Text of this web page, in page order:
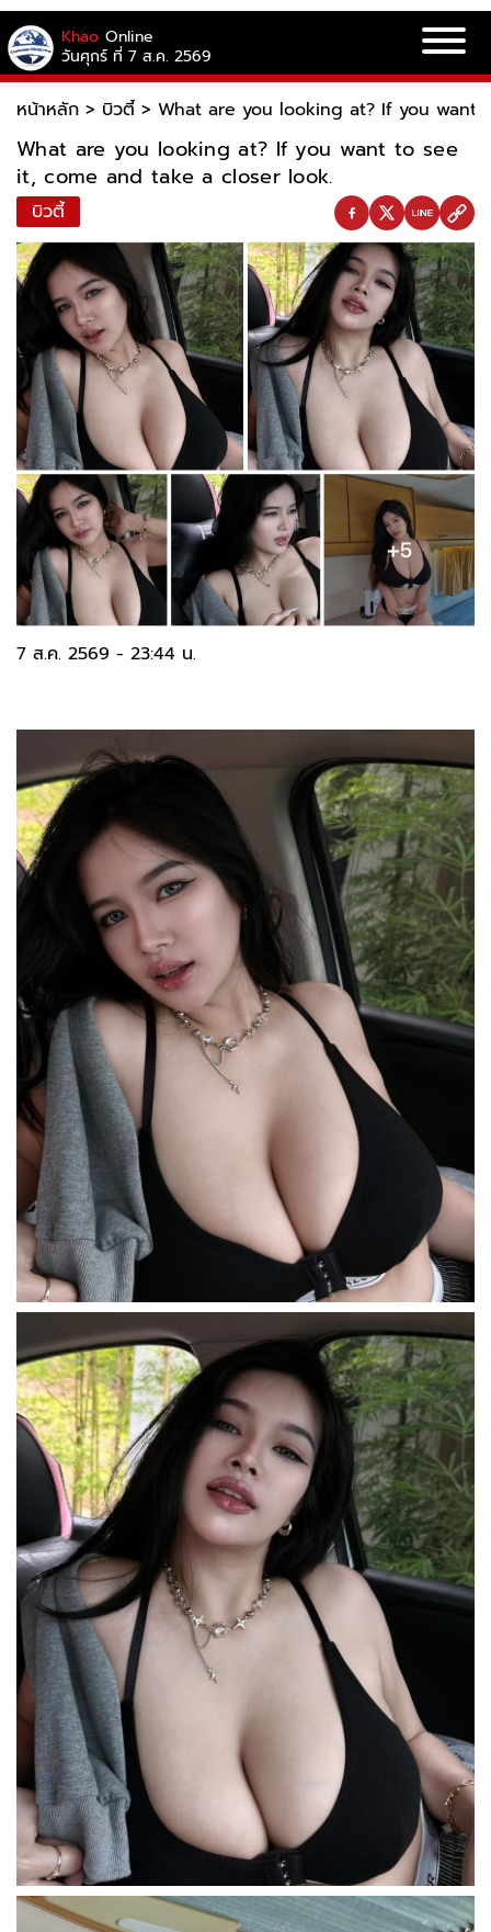
Khao Online
วันศุกร์ ที่ 7 ส.ค. 2569
หน้าหลัก > บิวตี้ > What are you looking at? If you
What are you looking at? If you want to see
it, come and take a closer look.
บิวตี้
7 ส.ค. 2569 - 23:44 น.